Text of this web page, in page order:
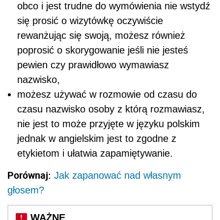
obco i jest trudne do wymówienia nie wstydź
się prosić o wizytówkę oczywiście
rewanżując się swoją, możesz również
poprosić o skorygowanie jeśli nie jesteś
pewien czy prawidłowo wymawiasz
nazwisko,
możesz używać w rozmowie od czasu do
czasu nazwisko osoby z którą rozmawiasz,
nie jest to może przyjęte w języku polskim
jednak w angielskim jest to zgodne z
etykietom i ułatwia zapamiętywanie.
Porównaj: Jak zapanować nad własnym
głosem?